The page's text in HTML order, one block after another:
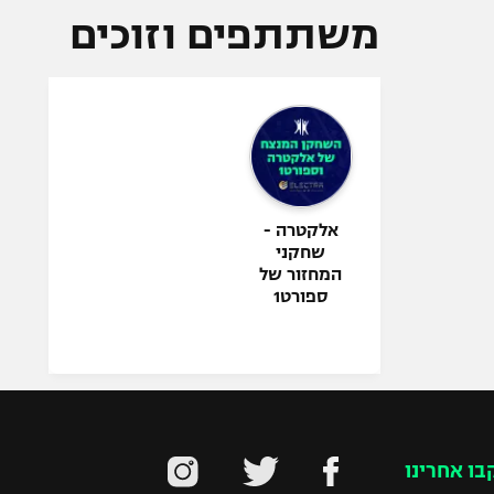
משתתפים וזוכים
אלקטרה -
שחקני
המחזור של
ספורט1
אחרינו